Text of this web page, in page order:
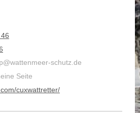
schutz.de
Seite
cuxwattretter/